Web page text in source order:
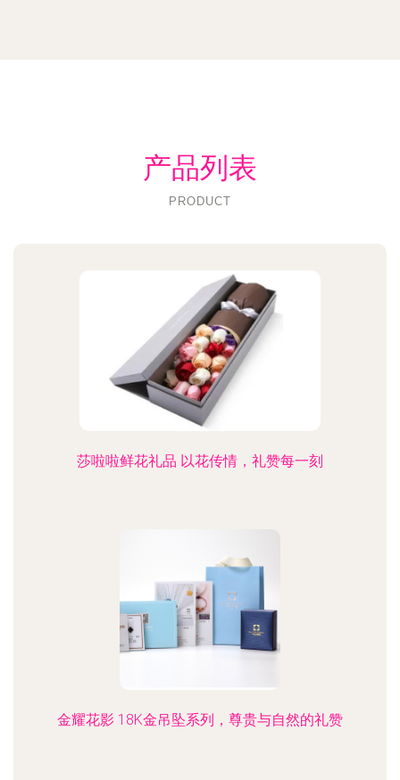
产品列表
PRODUCT
莎啦啦鲜花礼品 以花传情，礼赞每一刻
金耀花影 18K金吊坠系列，尊贵与自然的礼赞